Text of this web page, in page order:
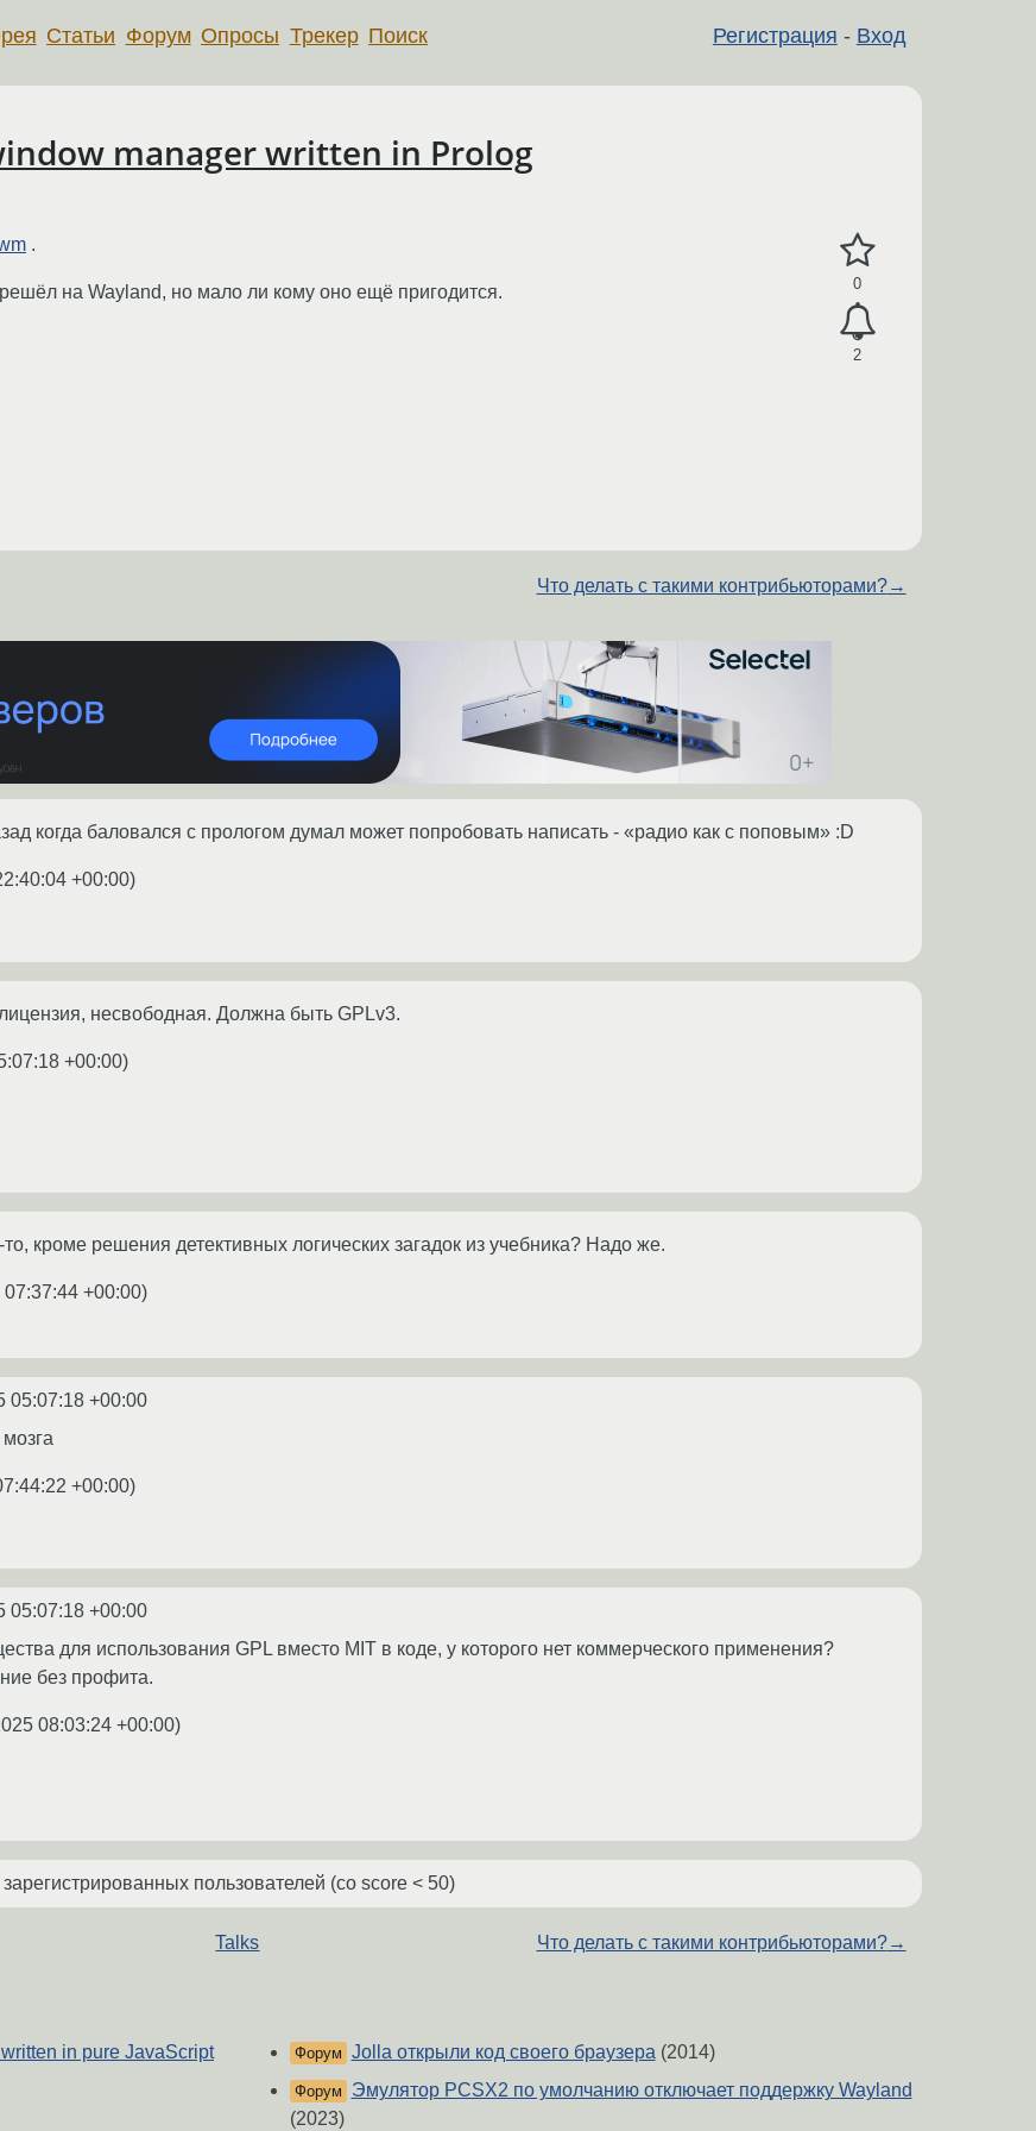
Регистрация - Вход
Статьи Форум Опросы Трекер Поиск
manager written in Prolog
0
2
.
на Wayland, но мало ли кому оно ещё пригодится.
Что делать с такими контрибьюторами?→
когда баловался с прологом думал может попробовать написать - «радио как с поповым» :D
+00:00)
несвободная. Должна быть GPLv3.
+00:00)
кроме решения детективных логических загадок из учебника? Надо же.
+00:00)
05:07:18 +00:00
+00:00)
05:07:18 +00:00
для использования GPL вместо MIT в коде, у которого нет коммерческого применения?
без профита.
08:03:24 +00:00)
пользователей (со score < 50)
Talks Что делать с такими контрибьюторами?→
in pure JavaScript
Форум Jolla открыли код своего браузера (2014)
Форум
Эмулятор PCSX2 по умолчанию отключает поддержку Wayland
(2023)